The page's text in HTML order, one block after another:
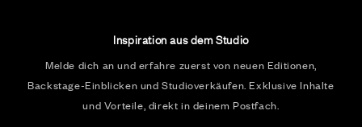
Inspiration aus dem Studio
Melde dich an und erfahre zuerst von neuen Editionen,
Backstage-Einblicken und Studioverkäufen. Exklusive Inhalte
und Vorteile, direkt in deinem Postfach.